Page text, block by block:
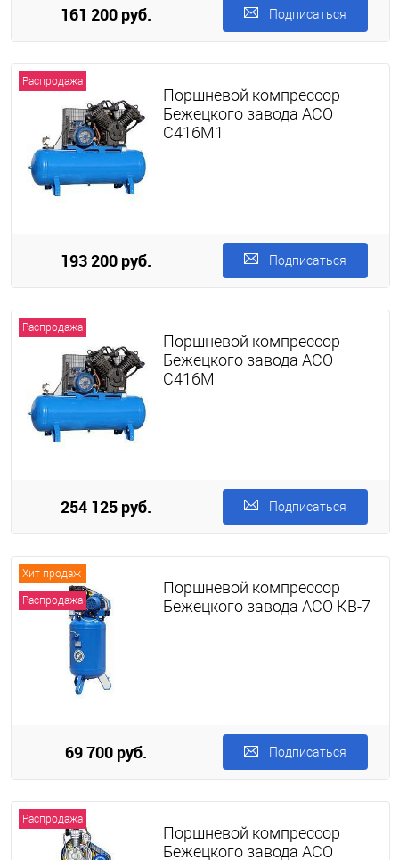
161 200 руб. Подписаться
Распродажа
Поршневой компрессор
Бежецкого завода АСО
С416М1
193 200 руб. Подписаться
Распродажа
Поршневой компрессор
Бежецкого завода АСО
С416М
254 125 руб. Подписаться
Хит продаж
Распродажа
Поршневой компрессор
Бежецкого завода АСО КВ-7
69 700 руб. Подписаться
Распродажа
Поршневой компрессор
Бежецкого завода АСО